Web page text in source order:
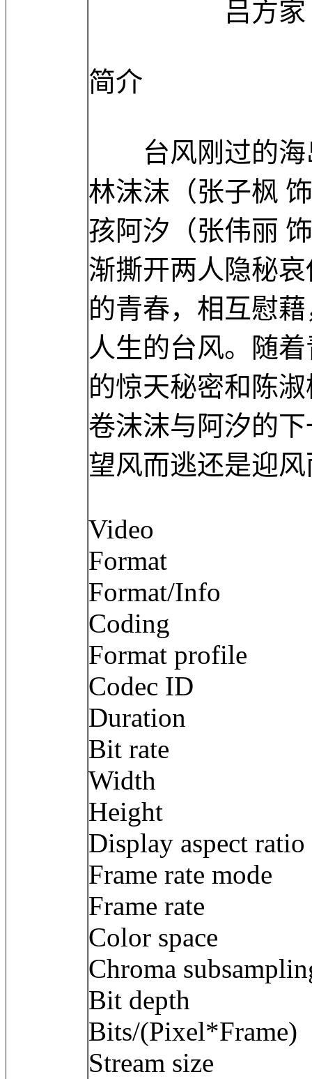
吕方家
简介
台风刚过的海
林沫沫（张子枫
孩阿汐（张伟丽
渐撕开两人隐秘
的青春，相互慰
人生的台风。随
的惊天秘密和陈
卷沫沫与阿汐的
望风而逃还是迎
Video
Format :
Format/Info :
Coding
Format profile
Codec ID :
Duration :
Bit rate : 3
Width : 3
Height : 2
Display aspect
Frame rate
Frame rate :
Color
Chroma
Bit depth :
Bits/
Stream size :